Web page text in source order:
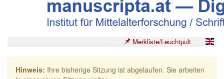
Merkliste/Leuchtpult
Hinweis: Ihre bisherige Sitzung ist abgelaufen. Sie arbeiten